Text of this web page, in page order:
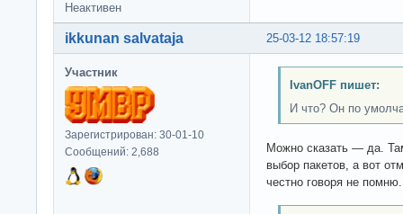
Неактивен
25-03-12 18:57:19
ikkunan salvataja
Участник
Зарегистрирован: 30-01-10
Сообщений: 2,688
IvanOFF пишет:
И что? Он по
Можно сказать — да.
выбор пакетов, а вот
честно говоря не помню.